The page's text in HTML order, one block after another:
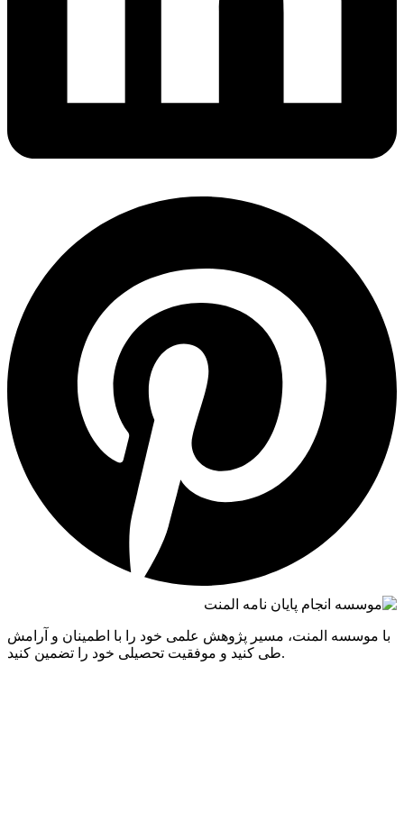
موسسه المنت، مسیر پژوهش علمی خود را با اطمینان و آرامش